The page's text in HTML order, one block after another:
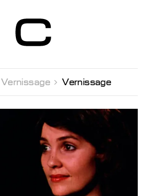
Contemporain
Genève
Vernissage  Vernissage